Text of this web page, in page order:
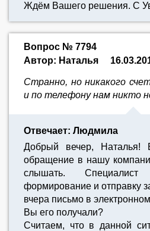
Ждём Вашего решения. С
Вопрос № 7794
Автор: Наталья
Странно, но никакого
и по телефону нам никто
Отвечает: Людмила
Добрый вечер, Наталья!
обращение в нашу
слышать.
формирование и отправку
вчера письмо в
Вы его получали?
Считаем, что в данной